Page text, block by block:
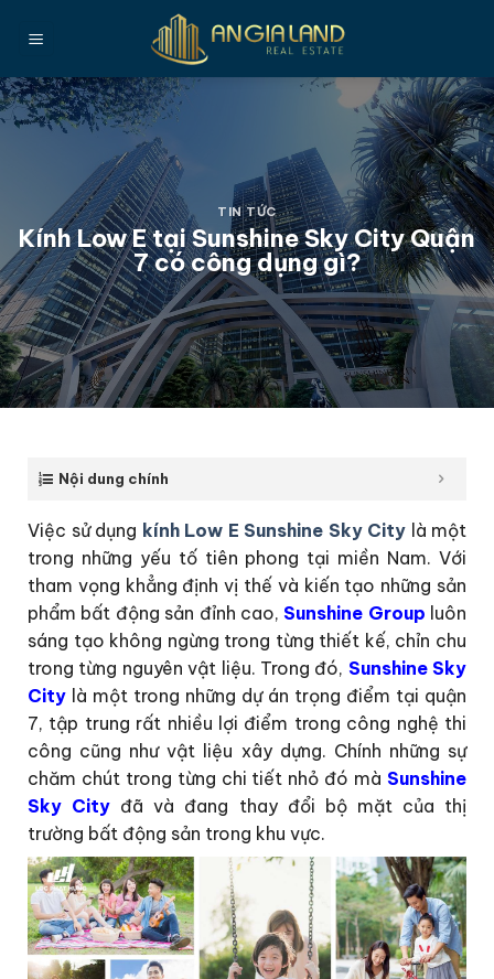
qua
dung
TIN TỨC
Kính Low E tại Sunshine Sky City Quận
7 có công dụng gì?
Nội dung chính
Việc sử dụng kính Low E Sunshine Sky City là một
trong những yếu tố tiên phong tại miền Nam. Với
tham vọng khẳng định vị thế và kiến tạo những sản
phẩm bất động sản đỉnh cao,Sunshine Group luôn
sáng tạo không ngừng trong từng thiết kế, chỉn chu
trong từng nguyên vật liệu. Trong đó, Sunshine Sky
City là một trong những dự án trọng điểm tại quận
7, tập trung rất nhiều lợi điểm trong công nghệ thi
công cũng như vật liệu xây dựng. Chính những sự
chăm chút trong từng chi tiết nhỏ đó mà Sunshine
Sky City đã và đang thay đổi bộ mặt của thị
trường bất động sản trong khu vực.